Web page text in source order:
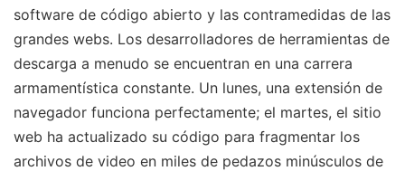
software de código abierto y las contramedidas de las
grandes webs. Los desarrolladores de herramientas de
descarga a menudo se encuentran en una carrera
armamentística constante. Un lunes, una extensión de
navegador funciona perfectamente; el martes, el sitio
web ha actualizado su código para fragmentar los
archivos de video en miles de pedazos minúsculos de